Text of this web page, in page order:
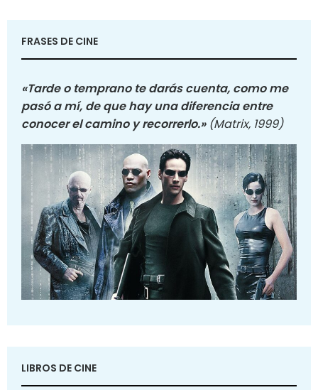
FRASES DE CINE
«Tarde o temprano te darás cuenta, como me
pasó a mí, de que hay una diferencia entre
conocer el camino y recorrerlo.» (Matrix, 1999)
LIBROS DE CINE